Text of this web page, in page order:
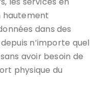
hautement
dans des
n’importe quel
avoir besoin de
physique du